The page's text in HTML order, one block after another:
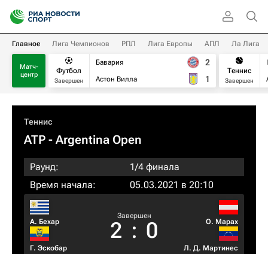
Главное Лига Чемпионов РПЛ Лига Европы АПЛ Ла Лига
Матч-
центр
Футбол
Завершен
Бавария
Астон Вилла
2
1
Теннис
Завершен
Теннис
ATP - Argentina Open
Раунд:
1/4 финала
Время начала:
05.03.2021 в 20:10
А. Бехар
Г. Эскобар
Завершен
2 : 0 О. Марах
Л. Д. Мартинес